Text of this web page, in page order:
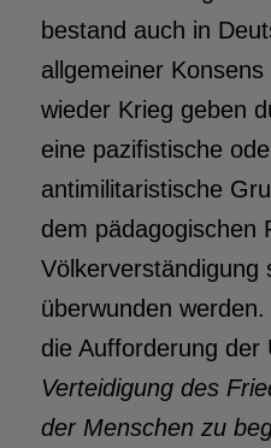
bestand auch in
allgemeiner
wieder Krieg geben
eine pazifistische
antimilitaristische
dem pädagogischen
Völkerverständigung
überwunden
die Aufforderung der
Verteidigung des
der Menschen zu